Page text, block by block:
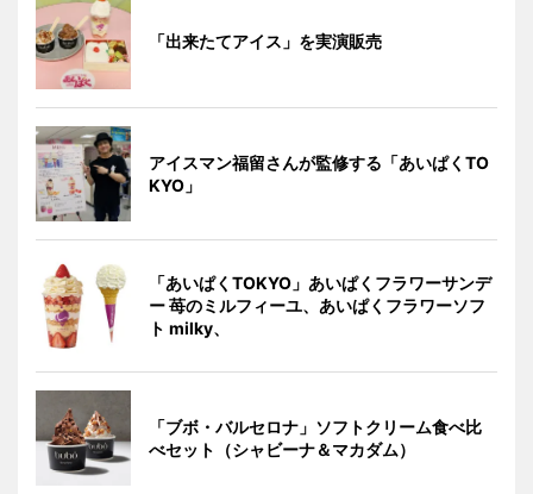
「出来たてアイス」を実演販売
アイスマン福留さんが監修する「あいぱくTO
KYO」
「あいぱくTOKYO」あいぱくフラワーサンデ
ー 苺のミルフィーユ、あいぱくフラワーソフ
ト milky、
「ブボ・バルセロナ」ソフトクリーム食べ比
べセット（シャビーナ＆マカダム）